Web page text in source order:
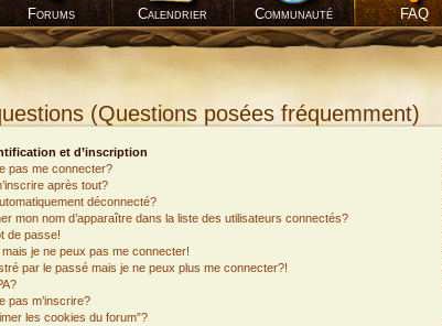
Forums Calendrier Communauté FAQ
(Questions posées fréquemment)
et d’inscription
pas me connecter?
après tout?
déconnecté?
mon nom d’apparaître dans la liste des utilisateurs connectés?
de passe!
je ne peux pas me connecter!
par le passé mais je ne peux plus me connecter?!
pas m’inscrire?
les cookies du forum”?